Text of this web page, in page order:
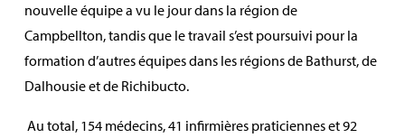
nouvelle équipe a vu le jour dans la région de
Campbellton, tandis que le travail s’est poursuivi pour la
formation d’autres équipes dans les régions de Bathurst, de
Dalhousie et de Richibucto.
Au total, 154 médecins, 41 infirmières praticiennes et 92